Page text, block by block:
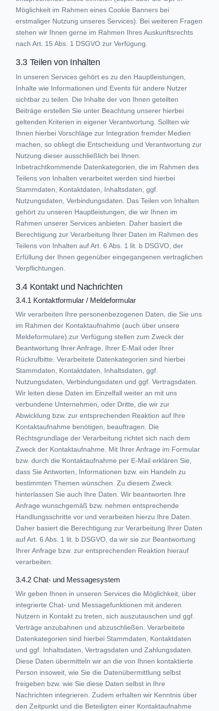
Möglichkeit im Rahmen eines Cookie Banners bei
erstmaliger Nutzung unseres Services). Bei weiteren Fragen
stehen wir Ihnen gerne im Rahmen Ihres Auskunftsrechts
nach Art. 15 Abs. 1 DSGVO zur Verfügung.
3.3 Teilen von Inhalten
In unseren Services gehört es zu den Hauptleistungen,
Inhalte wie Informationen und Events für andere Nutzer
sichtbar zu teilen. Die Inhalte der von Ihnen geteilten
Beiträge erstellen Sie unter Beachtung unserer hierbei
geltenden Kriterien in eigener Verantwortung. Sollten wir
Ihnen hierbei Vorschläge zur Integration fremder Medien
machen, so obliegt die Entscheidung und Verantwortung zur
Nutzung dieser ausschließlich bei Ihnen.
Inbetrachtkommende Datenkategorien, die im Rahmen des
Teilens von Inhalten verarbeitet werden sind hierbei
Stammdaten, Kontaktdaten, Inhaltsdaten, ggf.
Nutzungsdaten, Verbindungsdaten. Das Teilen von Inhalten
gehört zu unseren Hauptleistungen, die wir Ihnen im
Rahmen unserer Services anbieten. Daher basiert die
Berechtigung zur Verarbeitung Ihrer Daten im Rahmen des
Teilens von Inhalten auf Art. 6 Abs. 1 lit. b DSGVO, der
Erfüllung der Ihnen gegenüber eingegangenen vertraglichen
Verpflichtungen.
3.4 Kontakt und Nachrichten
3.4.1 Kontaktformular / Meldeformular
Wir verarbeiten Ihre personenbezogenen Daten, die Sie uns
im Rahmen der Kontaktaufnahme (auch über unsere
Meldeformulare) zur Verfügung stellen zum Zweck der
Beantwortung Ihrer Anfrage, Ihrer E-Mail oder Ihrer
Rückrufbitte. Verarbeitete Datenkategorien sind hierbei
Stammdaten, Kontaktdaten, Inhaltsdaten, ggf.
Nutzungsdaten, Verbindungsdaten und ggf. Vertragsdaten.
Wir leiten diese Daten im Einzelfall weiter an mit uns
verbundene Unternehmen, oder Dritte, die wir zur
Abwicklung bzw. zur entsprechenden Reaktion auf Ihre
Kontaktaufnahme benötigen, beauftragen. Die
Rechtsgrundlage der Verarbeitung richtet sich nach dem
Zweck der Kontaktaufnahme. Mit Ihrer Anfrage im Formular
bzw. durch die Kontaktaufnahme per E-Mail erklären Sie,
dass Sie Antworten, Informationen bzw. ein Handeln zu
bestimmten Themen wünschen. Zu diesem Zweck
hinterlassen Sie auch Ihre Daten. Wir beantworten Ihre
Anfrage wunschgemäß bzw. nehmen entsprechende
Handlungsschritte vor und verarbeiten hierzu Ihre Daten.
Daher basiert die Berechtigung zur Verarbeitung Ihrer Daten
auf Art. 6 Abs. 1 lit. b DSGVO, da wir sie zur Beantwortung
Ihrer Anfrage bzw. zur entsprechenden Reaktion hierauf
verarbeiten.
3.4.2 Chat- und Messagesystem
Wir geben Ihnen in unseren Services die Möglichkeit, über
integrierte Chat- und Messagefunktionen mit anderen
Nutzern in Kontakt zu treten, sich auszutauschen und ggf.
Verträge anzubahnen und abzuschließen. Verarbeitete
Datenkategorien sind hierbei Stammdaten, Kontaktdaten
und ggf. Inhaltsdaten, Vertragsdaten und Zahlungsdaten.
Diese Daten übermitteln wir an die von Ihnen kontaktierte
Person insoweit, wie Sie die Datenübermittlung selbst
freigeben bzw. wie Sie diese Daten selbst in Ihre
Nachrichten integrieren. Zudem erhalten wir Kenntnis über
den Zeitpunkt und die Beteiligten einer Kontaktaufnahme